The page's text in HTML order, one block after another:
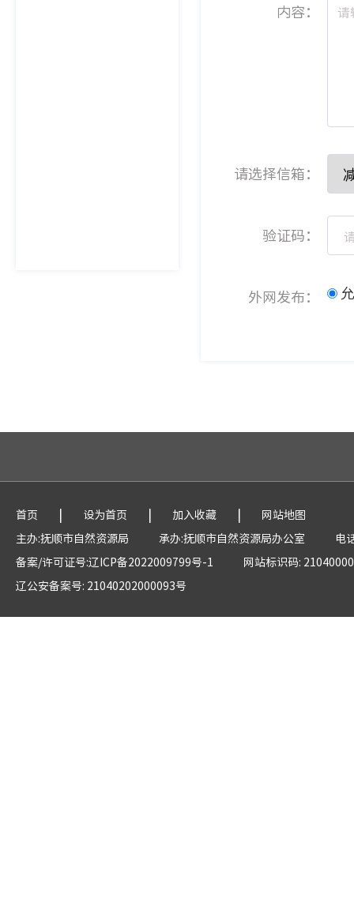
内容：
请选择信箱：
验证码：
外网发布：
首页 | 设为首页 | 加入收藏 |
网站地图
主办:抚顺市自然资源局
承办:抚顺市自然资源局办公室
电
备案/许可证号:辽ICP备2022009799号-1
网站标识码:
辽公安备案号: 21040202000093号